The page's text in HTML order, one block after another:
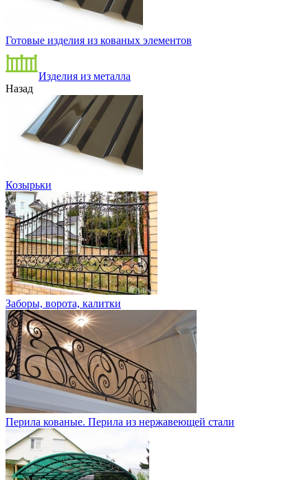
Готовые изделия из кованых элементов
Изделия из металла
Назад
Козырьки
Заборы, ворота, калитки
Перила кованые. Перила из нержавеющей стали